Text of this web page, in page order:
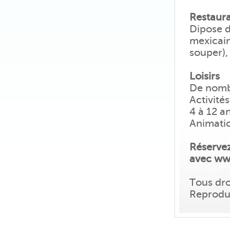
Dipose
Loisirs
De
4 à 12
avec
Tous